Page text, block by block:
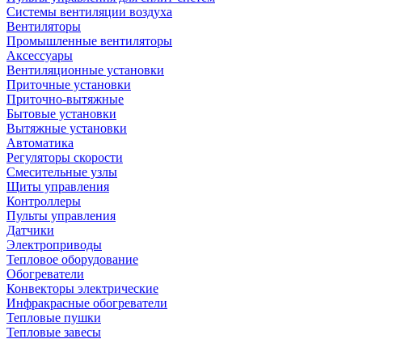
Системы вентиляции воздуха
Вентиляторы
Промышленные вентиляторы
Аксессуары
Вентиляционные установки
Приточные установки
Приточно-вытяжные
Бытовые установки
Вытяжные установки
Автоматика
Регуляторы скорости
Смесительные узлы
Щиты управления
Контроллеры
Пульты управления
Датчики
Электроприводы
Тепловое оборудование
Обогреватели
Конвекторы электрические
Инфракрасные обогреватели
Тепловые пушки
Тепловые завесы